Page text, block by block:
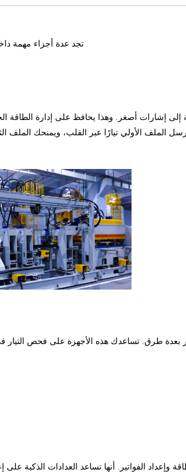
تجد عدة أجزاء مهمة
إلى إشارات أصغر. وهذا يحافظ على إدارة
الملف الأولي تيارًا عبر القلب، ويمنحك الملف
بعدة طرق. تساعدك هذه الأجهزة على فحص التيار
وإعداد الفواتير. أنها تساعد العدادات الذكية